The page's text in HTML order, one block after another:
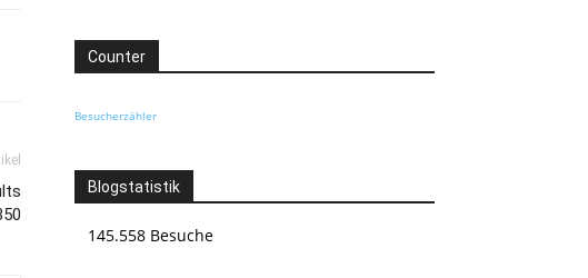
Counter
Besucherzähler
Blogstatistik
145.558 Besuche